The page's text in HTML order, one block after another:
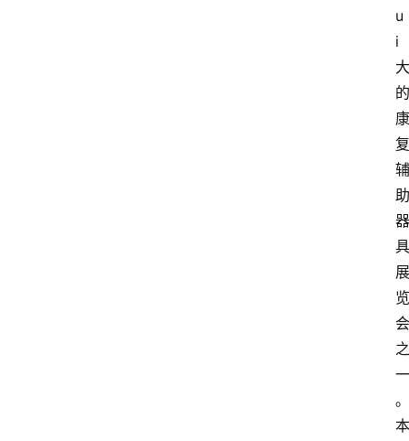
u
i
大
的
康
复
辅
助
器
具
展
览
会
之
一
。
本